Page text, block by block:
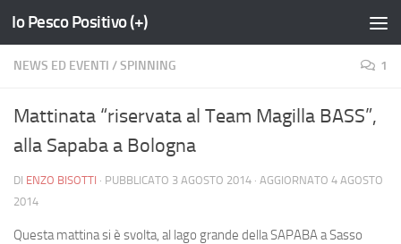
Salta al contenuto
Io Pesco Positivo (+)
NEWS ED EVENTI /SPINNING 1
Mattinata “riservata al Team Magilla BASS”,
alla Sapaba a Bologna
DI ENZO BISOTTI · PUBBLICATO 3 AGOSTO 2014 · AGGIORNATO 4 AGOSTO
2014
Questa mattina si è svolta, al lago grande della SAPABA a Sasso